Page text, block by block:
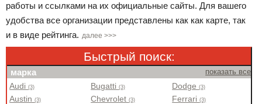
работы и ссылками на их официальные сайты. Для вашего
удобства все организации представлены как как карте, так
и в виде рейтинга. далее >>>
Быстрый поиск:
марка показать все
Audi(3)
Austin(3)
Bugatti(3)
Chevrolet(3)
Dodge(3)
Ferrari(3)